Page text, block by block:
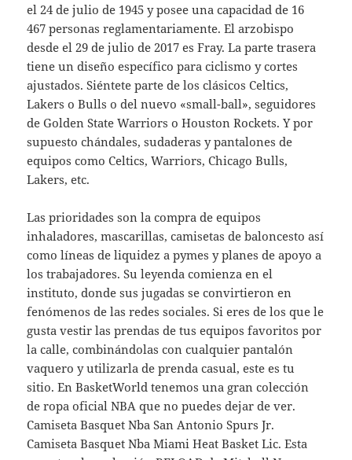
el 24 de julio de 1945 y posee una capacidad de 16
467 personas reglamentariamente. El arzobispo
desde el 29 de julio de 2017 es Fray. La parte trasera
tiene un diseño específico para ciclismo y cortes
ajustados. Siéntete parte de los clásicos Celtics,
Lakers o Bulls o del nuevo «small-ball», seguidores
de Golden State Warriors o Houston Rockets. Y por
supuesto chándales, sudaderas y pantalones de
equipos como Celtics, Warriors, Chicago Bulls,
Lakers, etc.
Las prioridades son la compra de equipos
inhaladores, mascarillas, camisetas de baloncesto así
como líneas de liquidez a pymes y planes de apoyo a
los trabajadores. Su leyenda comienza en el
instituto, donde sus jugadas se convirtieron en
fenómenos de las redes sociales. Si eres de los que le
gusta vestir las prendas de tus equipos favoritos por
la calle, combinándolas con cualquier pantalón
vaquero y utilizarla de prenda casual, este es tu
sitio. En BasketWorld tenemos una gran colección
de ropa oficial NBA que no puedes dejar de ver.
Camiseta Basquet Nba San Antonio Spurs Jr.
Camiseta Basquet Nba Miami Heat Basket Lic. Esta